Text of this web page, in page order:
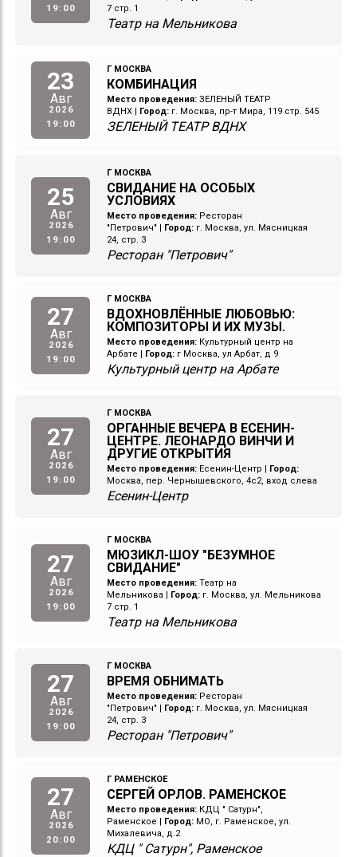
19:00
7 стр. 1
Театр на Мельникова
23
Авг
2026
19:00
Г МОСКВА
КОМБИНАЦИЯ
Место проведения: ЗЕЛЕНЫЙ ТЕАТР
ВДНХ
Город: г. Москва, пр-т Мира, 119 стр. 545
ЗЕЛЕНЫЙ ТЕАТР ВДНХ
25
Авг
2026
19:00
Г МОСКВА
СВИДАНИЕ НА ОСОБЫХ
УСЛОВИЯХ
Место проведения: Ресторан
"Петрович" | Город: г. Москва, ул. Мясницкая
24, стр. 3
Ресторан "Петрович"
27
Авг
2026
19:00
Г МОСКВА
ВДОХНОВЛЁННЫЕ ЛЮБОВЬЮ:
КОМПОЗИТОРЫ И ИХ МУЗЫ.
Место проведения: Культурный центр на
Арбате | Город: г Москва, ул Арбат, д 9
Культурный центр на Арбате
27
Авг
2026
19:00
Г МОСКВА
ОРГАННЫЕ ВЕЧЕРА В ЕСЕНИН-
ЦЕНТРЕ. ЛЕОНАРДО ВИНЧИ И
ДРУГИЕ ОТКРЫТИЯ
Место проведения: Есенин-Центр | Город:
Москва, пер. Чернышевского, 4с2, вход слева
Есенин-Центр
27
Авг
2026
19:00
Г МОСКВА
МЮЗИКЛ-ШОУ "БЕЗУМНОЕ
СВИДАНИЕ"
Место проведения: Театр на
Мельникова | Город: г. Москва, ул. Мельникова
7 стр. 1
Театр на Мельникова
27
Авг
2026
19:00
Г МОСКВА
ВРЕМЯ ОБНИМАТЬ
Место проведения: Ресторан
"Петрович" | Город: г. Москва, ул. Мясницкая
24, стр. 3
Ресторан "Петрович"
27
Авг
2026
20:00
Г РАМЕНСКОЕ
СЕРГЕЙ ОРЛОВ. РАМЕНСКОЕ
Место проведения: КДЦ " Сатурн",
Раменское | Город: МО, г. Раменское, ул.
Михалевича, д.2
КДЦ " Сатурн", Раменское